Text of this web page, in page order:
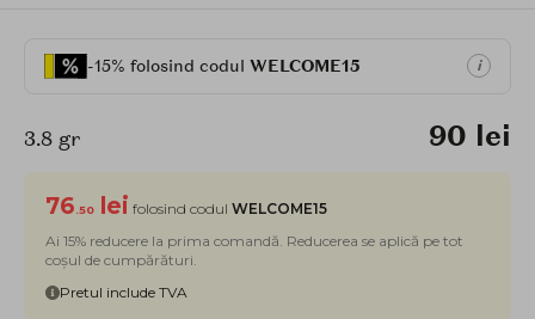
-15% folosind codul WELCOME15 i
3.8 gr 90 lei
76 .50 lei folosind codul WELCOME15
Ai 15% reducere la prima comandă. Reducerea se aplică pe tot
coșul de cumpărături.
Pretul include TVA